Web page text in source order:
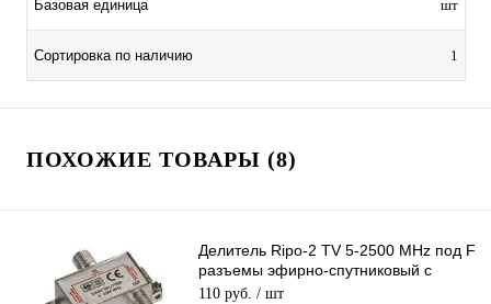
Базовая единица шт
Сортировка по наличию 1
ПОХОЖИЕ ТОВАРЫ (8)
Делитель Ripo-2 TV 5-2500 MHz под F
разъемы эфирно-спутниковый с
проходом питания 1 вход 2 выхода
110 руб. / шт